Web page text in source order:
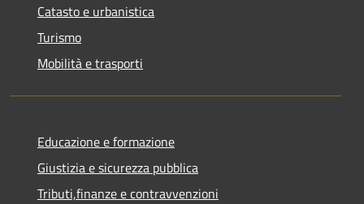
Catasto e urbanistica
Turismo
Mobilità e trasporti
Educazione e formazione
Giustizia e sicurezza pubblica
Tributi,finanze e contravvenzioni